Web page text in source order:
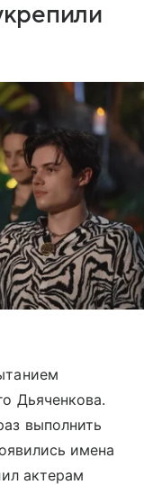
Дьяченкова.
выполнить
имена
актерам